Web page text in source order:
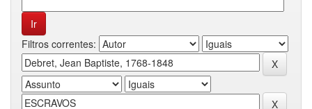
Filtros correntes: